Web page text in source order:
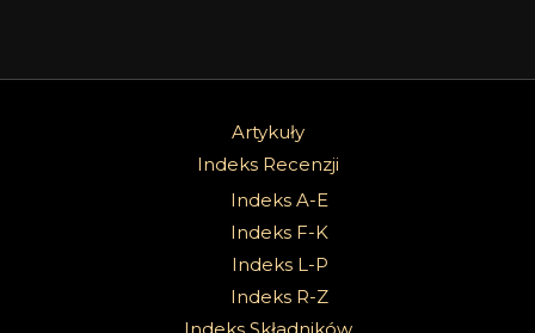
Artykuły
Indeks Recenzji
Indeks A-E
Indeks F-K
Indeks L-P
Indeks R-Z